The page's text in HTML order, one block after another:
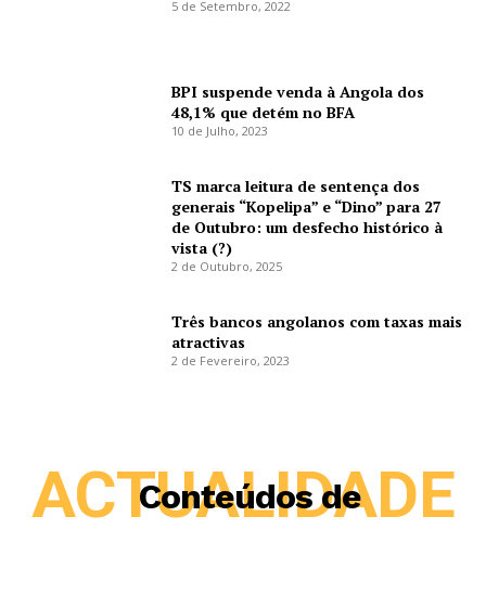
5 de Setembro, 2022
BPI suspende venda à Angola dos
48,1% que detém no BFA
10 de Julho, 2023
TS marca leitura de sentença dos
generais “Kopelipa” e “Dino” para 27
de Outubro: um desfecho histórico à
vista (?)
2 de Outubro, 2025
Três bancos angolanos com taxas mais
atractivas
2 de Fevereiro, 2023
Conteúdos de
ACTUALIDADE